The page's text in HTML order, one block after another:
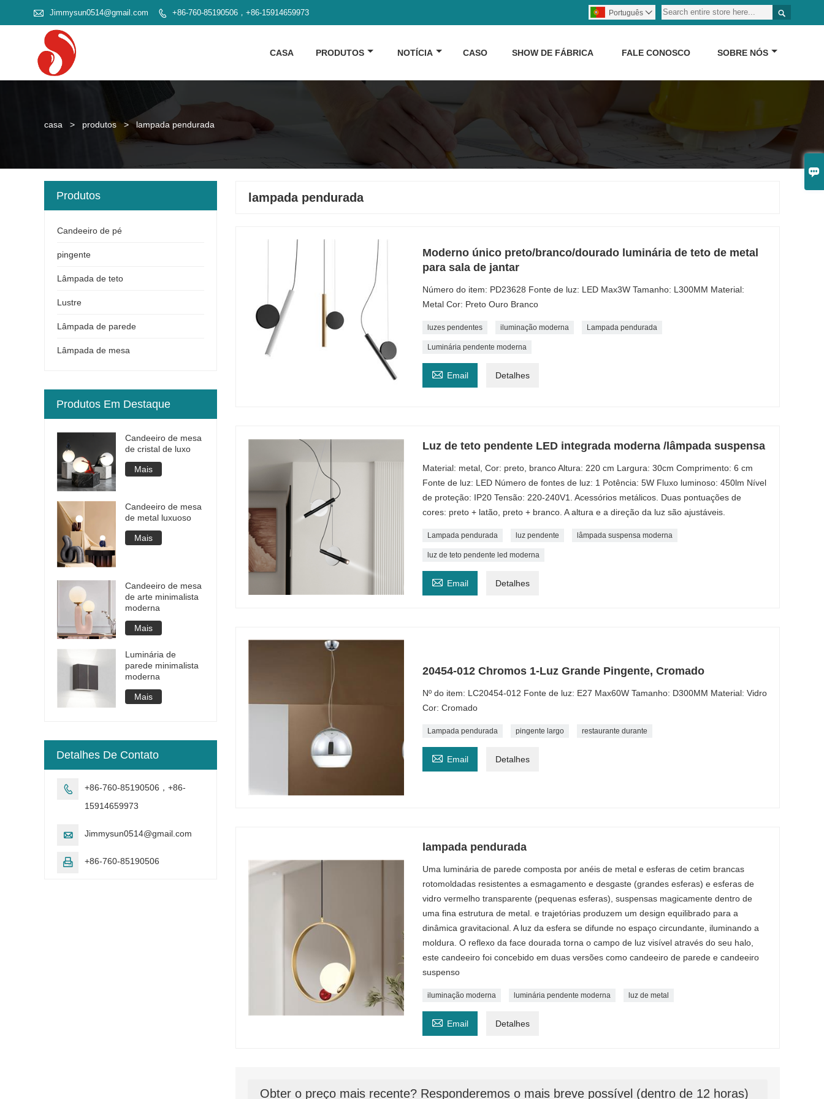

 Jimmysun0514@gmail.com  +86-760-85190506，+86-15914659973 
Português 
CASA PRODUTOS NOTÍCIA CASO SHOW DE FÁBRICA FALE CONOSCO SOBRE NÓS
casa > produtos > lampada pendurada
lampada pendurada
Moderno único preto/branco/dourado luminária de teto de metal
para sala de jantar
Número do item: PD23628 Fonte de luz: LED Max3W Tamanho: L300MM Material:
Metal Cor: Preto Ouro Branco
luzes pendentes iluminação moderna Lampada pendurada
Luminária pendente moderna
 Email Detalhes
Luz de teto pendente LED integrada moderna /lâmpada suspensa
Material: metal, Cor: preto, branco Altura: 220 cm Largura: 30cm Comprimento: 6 cm
Fonte de luz: LED Número de fontes de luz: 1 Potência: 5W Fluxo luminoso: 450lm Nível
de proteção: IP20 Tensão: 220-240V1. Acessórios metálicos. Duas pontuações de
cores: preto + latão, preto + branco. A altura e a direção da luz são ajustáveis.
Lampada pendurada luz pendente lâmpada suspensa moderna
luz de teto pendente led moderna
 Email Detalhes
20454-012 Chromos 1-Luz Grande Pingente, Cromado
Nº do item: LC20454-012 Fonte de luz: E27 Max60W Tamanho: D300MM Material: Vidro
Cor: Cromado
Lampada pendurada pingente largo restaurante durante
 Email Detalhes
lampada pendurada
Uma luminária de parede composta por anéis de metal e esferas de cetim brancas
rotomoldadas resistentes a esmagamento e desgaste (grandes esferas) e esferas de
vidro vermelho transparente (pequenas esferas), suspensas magicamente dentro de
uma fina estrutura de metal. e trajetórias produzem um design equilibrado para a
dinâmica gravitacional. A luz da esfera se difunde no espaço circundante, iluminando a
moldura. O reflexo da face dourada torna o campo de luz visível através do seu halo,
este candeeiro foi concebido em duas versões como candeeiro de parede e candeeiro
suspenso
iluminação moderna luminária pendente moderna luz de metal
 Email Detalhes
Obter o preço mais recente? Responderemos o mais breve possível (dentro de 12 horas)
Produtos
Candeeiro de pé
pingente
Lâmpada de teto
Lustre
Lâmpada de parede
Lâmpada de mesa
Produtos Em Destaque
Candeeiro de mesa
de cristal de luxo
Mais
Candeeiro de mesa
de metal luxuoso
Mais
Candeeiro de mesa
de arte minimalista
moderna
Mais
Luminária de
parede minimalista
moderna
Mais
Detalhes De Contato

+86-760-85190506，+86-
15914659973
 Jimmysun0514@gmail.com
 +86-760-85190506